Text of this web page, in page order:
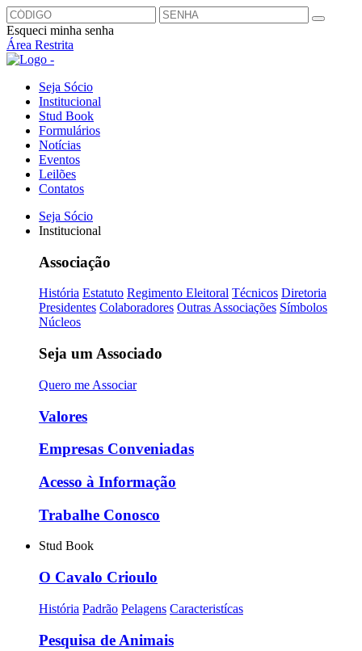
Esqueci minha senha
Área Restrita
Seja Sócio
Institucional
Stud Book
Formulários
Notícias
Eventos
Leilões
Contatos
Seja Sócio
Institucional
Associação
História Estatuto Regimento Eleitoral Técnicos Diretoria
Presidentes Colaboradores Outras Associações Símbolos
Núcleos
Seja um Associado
Quero me Associar
Valores
Empresas Conveniadas
Acesso à Informação
Trabalhe Conosco
Stud Book
O Cavalo Crioulo
História Padrão Pelagens Caracteristícas
Pesquisa de Animais